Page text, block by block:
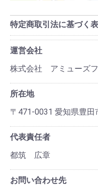
特定商取引法に基づく
運営会社
株式会社 アミューズ
所在地
〒471-0031 愛知県豊田
代表責任者
都筑 広章
お問い合わせ先